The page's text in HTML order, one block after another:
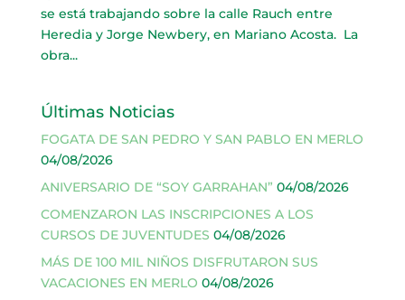
se está trabajando sobre la calle Rauch entre
Heredia y Jorge Newbery, en Mariano Acosta. La
obra...
Últimas Noticias
FOGATA DE SAN PEDRO Y SAN PABLO EN MERLO
04/08/2026
ANIVERSARIO DE “SOY GARRAHAN” 04/08/2026
COMENZARON LAS INSCRIPCIONES A LOS
CURSOS DE JUVENTUDES 04/08/2026
MÁS DE 100 MIL NIÑOS DISFRUTARON SUS
VACACIONES EN MERLO 04/08/2026